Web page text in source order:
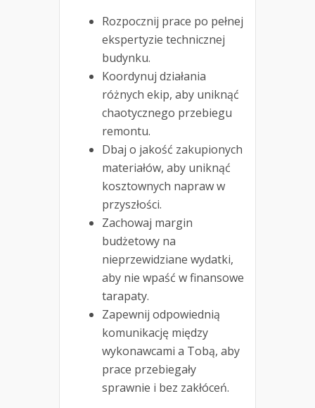
Rozpocznij prace po pełnej
ekspertyzie technicznej
budynku.
Koordynuj działania
różnych ekip, aby uniknąć
chaotycznego przebiegu
remontu.
Dbaj o jakość zakupionych
materiałów, aby uniknąć
kosztownych napraw w
przyszłości.
Zachowaj margin
budżetowy na
nieprzewidziane wydatki,
aby nie wpaść w finansowe
tarapaty.
Zapewnij odpowiednią
komunikację między
wykonawcami a Tobą, aby
prace przebiegały
sprawnie i bez zakłóceń.